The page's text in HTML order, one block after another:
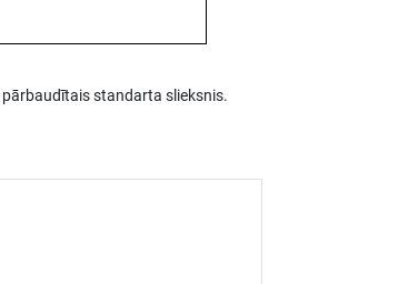
standarta slieksnis.